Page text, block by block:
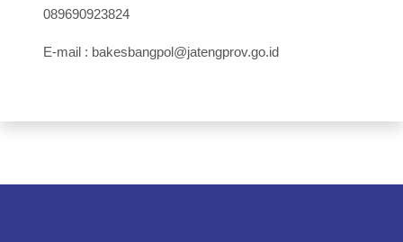
089690923824
E-mail : bakesbangpol@jatengprov.go.id